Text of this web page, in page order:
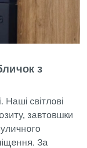
з
. Наші світлові
завтовшки
За